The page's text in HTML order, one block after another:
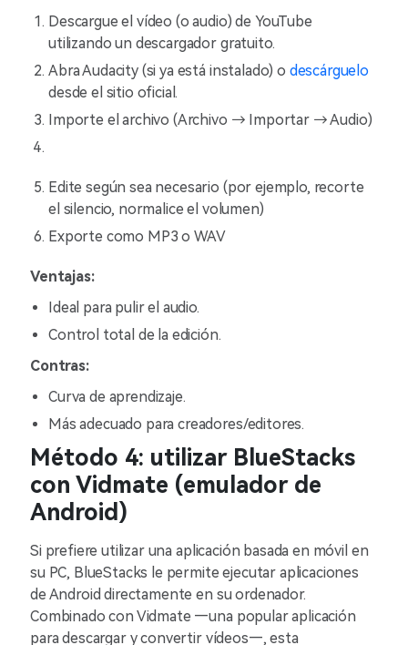
Descargue el vídeo (o audio) de YouTube
utilizando un descargador gratuito.
Abra Audacity (si ya está instalado) o descárguelo
desde el sitio oficial.
Importe el archivo (Archivo → Importar → Audio)
Edite según sea necesario (por ejemplo, recorte
el silencio, normalice el volumen)
Exporte como MP3 o WAV
Ventajas:
Ideal para pulir el audio.
Control total de la edición.
Contras:
Curva de aprendizaje.
Más adecuado para creadores/editores.
Método 4: utilizar BlueStacks
con Vidmate (emulador de
Android)
Si prefiere utilizar una aplicación basada en móvil en
su PC, BlueStacks le permite ejecutar aplicaciones
de Android directamente en su ordenador.
Combinado con Vidmate —una popular aplicación
para descargar y convertir vídeos—, esta